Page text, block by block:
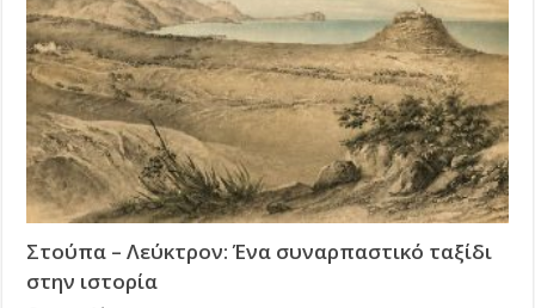
Στούπα – Λεύκτρον: Ένα συναρπαστικό ταξίδι
στην ιστορία